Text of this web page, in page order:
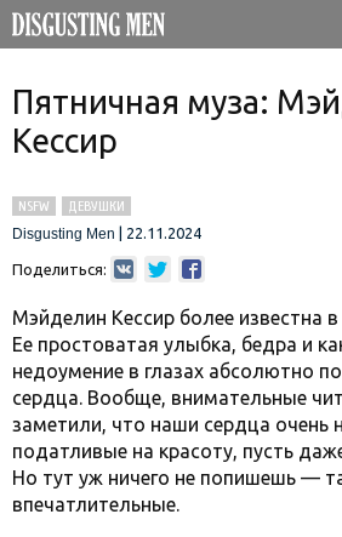
Пятничная муза:
Кессир
NSFW
ДЕВУШКИ
Disgusting Men
22.11.2024
Поделиться:
Мэйделин Кессир более известна в
Ее простоватая улыбка, бедра и
недоумение в глазах абсолютно
сердца. Вообще, внимательные
заметили, что наши сердца очень
податливые на красоту, пусть
Но тут уж ничего не попишешь —
впечатлительные.